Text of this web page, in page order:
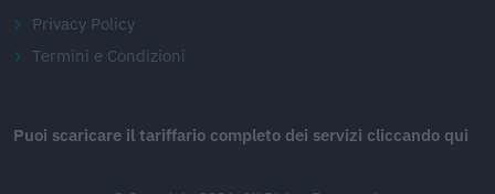
Privacy Policy
Termini e Condizioni
Puoi scaricare il tariffario completo dei servizi cliccando qui